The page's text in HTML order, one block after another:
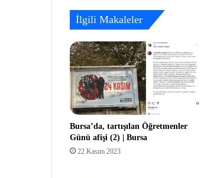
İlgili Makaleler
Bursa’da, tartışılan Öğretmenler
Günü afişi (2) | Bursa
22 Kasım 2023